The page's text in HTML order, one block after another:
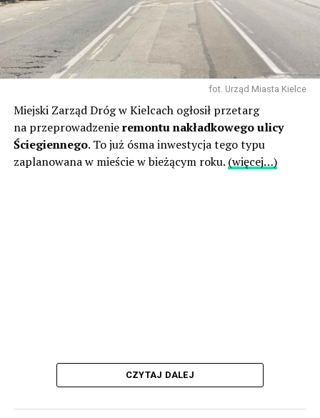
fot. Urząd Miasta Kielce
Miejski Zarząd Dróg w Kielcach ogłosił przetarg
na przeprowadzenieremontu nakładkowego ulicy
Ściegiennego. To już ósma inwestycja tego typu
zaplanowana w mieście w bieżącym roku. (więcej…)
CZYTAJ DALEJ